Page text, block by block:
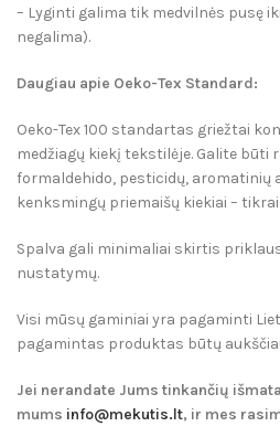
– Lyginti galima tik medvilnės pusę
negalima).
Daugiau apie Oeko-Tex Standard:
Oeko-Tex 100 standartas griežtai
medžiagų kiekį tekstilėje. Galite būti
formaldehido, pesticidų, aromatinių
kenksmingų priemaišų kiekiai –
Spalva gali minimaliai skirtis
nustatymų.
Visi mūsų gaminiai yra pagaminti
pagamintas produktas būtų
Jei nerandate Jums tinkančių
mums info@mekutis.lt, ir mes